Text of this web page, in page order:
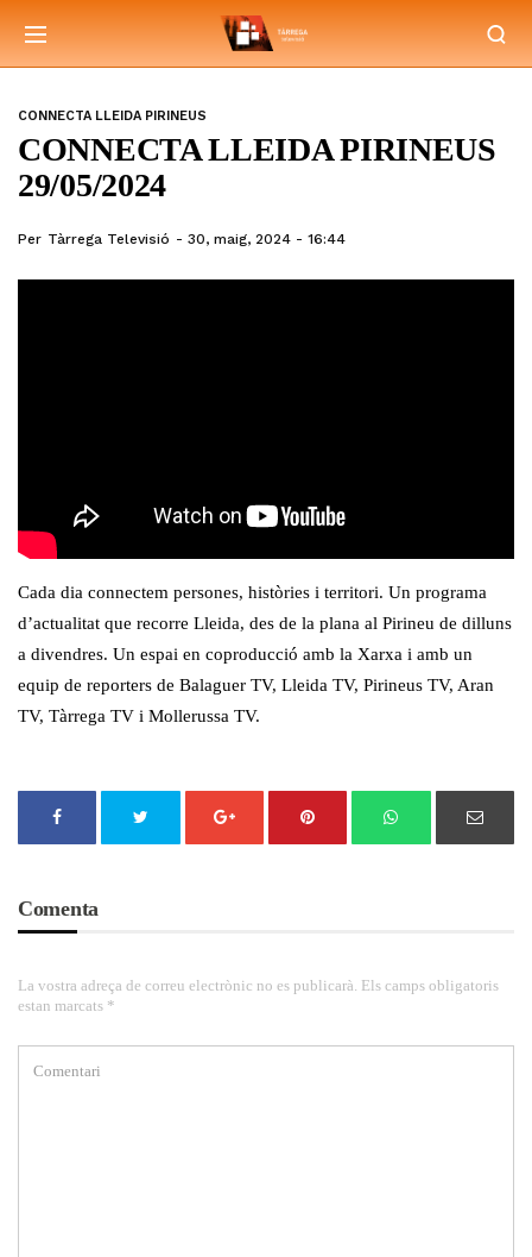
CONNECTA LLEIDA PIRINEUS
CONNECTA LLEIDA PIRINEUS
29/05/2024
Per Tàrrega Televisió 30, maig, 2024 - 16:44
Cada dia connectem persones, històries i territori. Un programa
d’actualitat que recorre Lleida, des de la plana al Pirineu de dilluns
a divendres. Un espai en coproducció amb la Xarxa i amb un
equip de reporters de Balaguer TV, Lleida TV, Pirineus TV, Aran
TV, Tàrrega TV i Mollerussa TV.
Comenta
La vostra adreça de correu electrònic no es publicarà. Els camps obligatoris
estan marcats *